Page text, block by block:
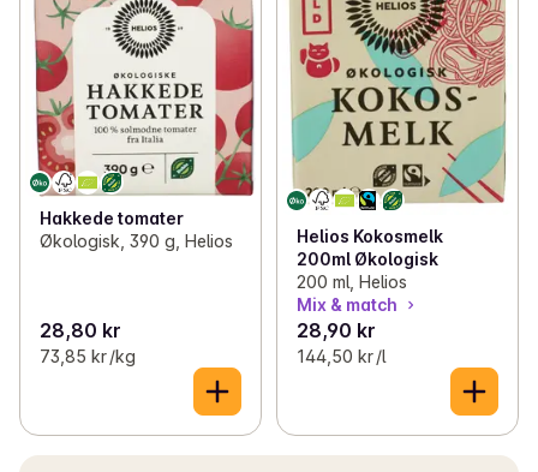
Hakkede tomater
Økologisk, 390 g, Helios
28,80 kr
73,85 kr /kg
Helios Kokosmelk
200ml Økologisk
200 ml, Helios
Mix & match
28,90 kr
144,50 kr /l